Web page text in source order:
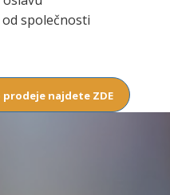
společnosti
najdete ZDE